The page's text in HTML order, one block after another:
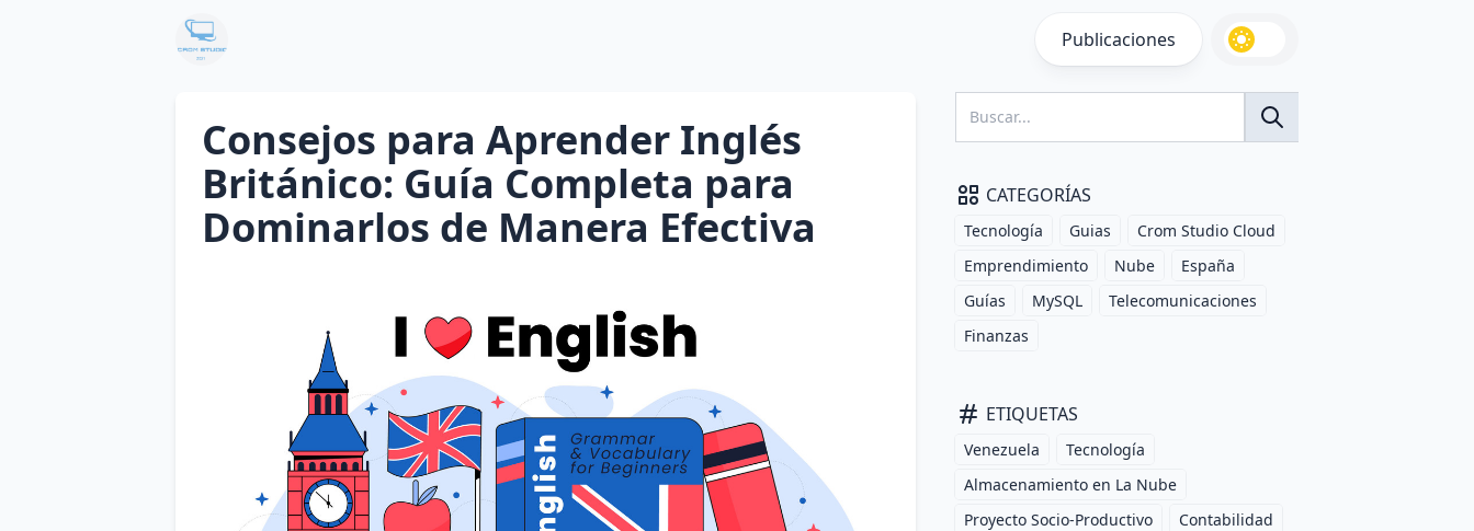
Publicaciones
Consejos para Aprender Inglés
Británico: Guía Completa para
Dominarlos de Manera Efectiva
CATEGORÍAS
Tecnología Guias
Crom Studio Cloud
Emprendimiento
Nube
España
Guías
MySQL
Telecomunicaciones
Finanzas
ETIQUETAS
Venezuela
Tecnología
Almacenamiento en La Nube
Proyecto Socio-Productivo
Contabilidad